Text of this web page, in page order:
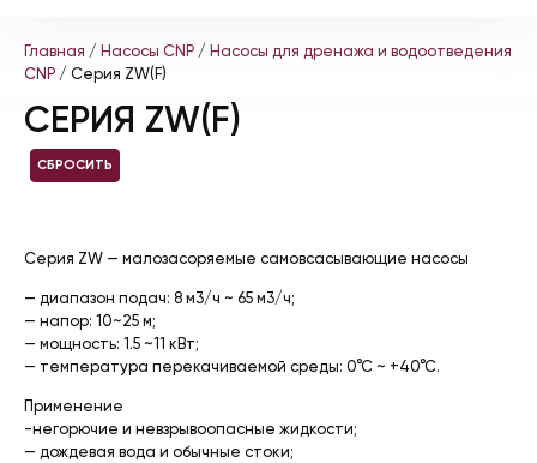
Главная / Насосы CNP / Насосы для дренажа и водоотведения
CNP / Серия ZW(F)
СЕРИЯ ZW(F)
СБРОСИТЬ
Серия ZW — малозасоряемые самовсасывающие насосы
— диапазон подач: 8 м3/ч ~ 65 м3/ч;
— напор: 10~25 м;
— мощность: 1.5 ~11 кВт;
— температура перекачиваемой среды: 0°С ~ +40°С.
Применение
-негорючие и невзрывоопасные жидкости;
— дождевая вода и обычные стоки;